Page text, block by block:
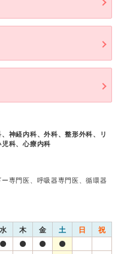
神経内科、外科、整形外科、リ
科、心療内科
専門医、呼吸器専門医、循環器
水 木 金 土 日 祝